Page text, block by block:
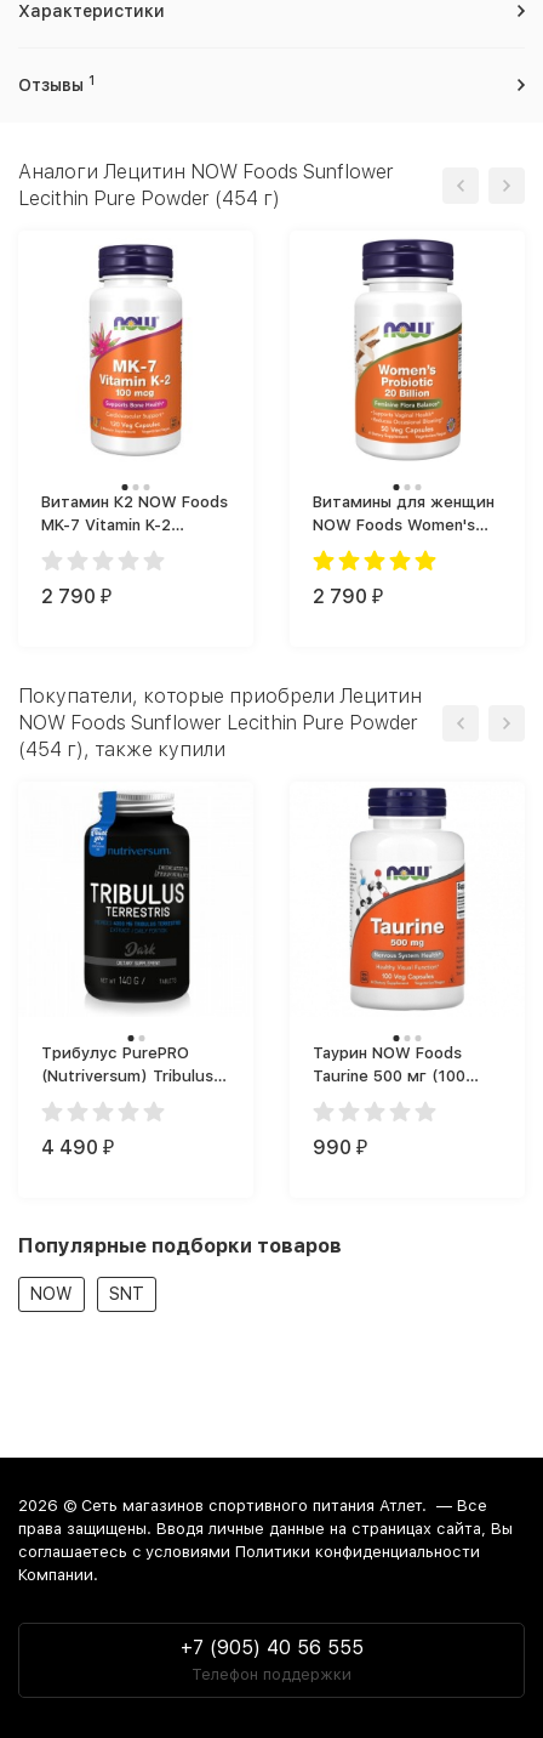
Характеристики
Отзывы 1
Аналоги Лецитин NOW Foods Sunflower
Lecithin Pure Powder (454 г)
Витамин К2 NOW Foods
MK-7 Vitamin K-2
100mcg (120 капс.)
2 790 ₽
Витамины для женщин
NOW Foods Women's
Probiotic (50 капс.)
2 790 ₽
Покупатели, которые приобрели Лецитин
NOW Foods Sunflower Lecithin Pure Powder
(454 г), также купили
Трибулус PurePRO
(Nutriversum) Tribulus
Террестрис Dark (120
таб.)
4 490 ₽
Таурин NOW Foods
Taurine 500 мг (100
капс.)
990 ₽
Популярные подборки товаров
NOW SNT
2026 © Сеть магазинов спортивного питания Атлет. — Все
права защищены. Вводя личные данные на страницах сайта, Вы
соглашаетесь c условиями Политики конфиденциальности
Компании.
+7 (905) 40 56 555
Телефон поддержки